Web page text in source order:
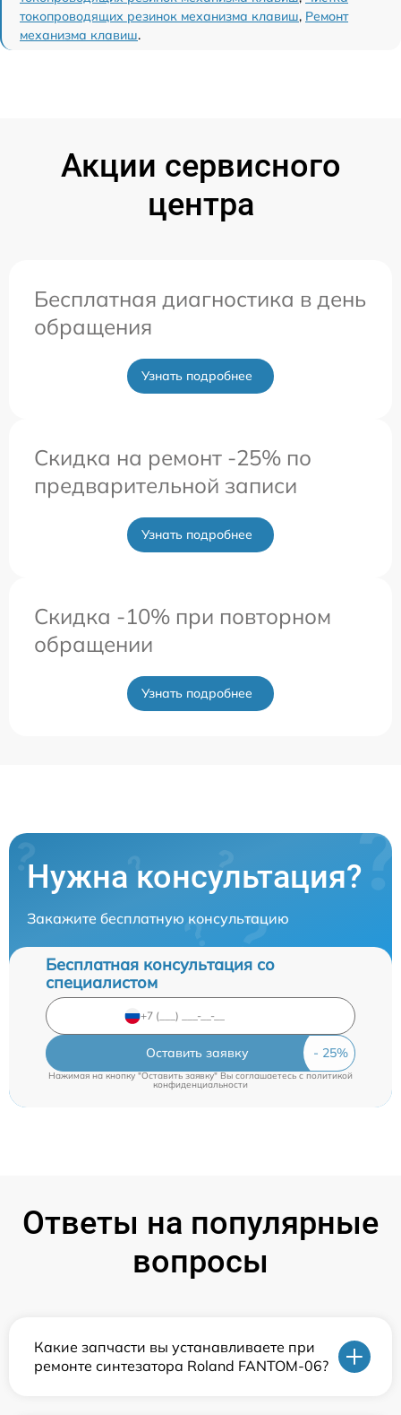
токопроводящих резинок механизма клавиш, Ремонт
механизма клавиш.
Акции сервисного
центра
Бесплатная диагностика в день
обращения
Узнать подробнее
Скидка на ремонт -25% по
предварительной записи
Узнать подробнее
Скидка -10% при повторном
обращении
Узнать подробнее
Нужна консультация?
Закажите бесплатную консультацию
Бесплатная консультация со
специалистом
Оставить заявку
Нажимая на кнопку "Оставить заявку" Вы соглашаетесь cполитикой
конфиденциальности
Ответы на популярные
вопросы
Какие запчасти вы устанавливаете при
ремонте синтезатора Roland FANTOM-06?